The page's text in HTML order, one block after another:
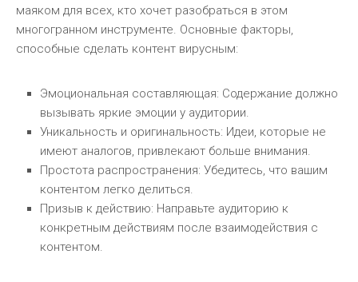
маяком для всех, кто хочет разобраться в этом
многогранном инструменте. Основные факторы,
способные сделать контент вирусным:
Эмоциональная составляющая: Содержание должно
вызывать яркие эмоции у аудитории.
Уникальность и оригинальность: Идеи, которые не
имеют аналогов, привлекают больше внимания.
Простота распространения: Убедитесь, что вашим
контентом легко делиться.
Призыв к действию: Направьте аудиторию к
конкретным действиям после взаимодействия с
контентом.